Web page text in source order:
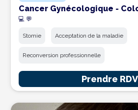
Cancer Gynécologique -
💻 💬
Stomie Acceptation de la maladie
Reconversion professionnelle
Prendre RDV